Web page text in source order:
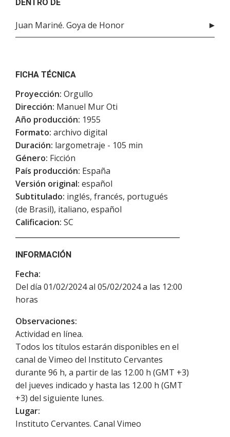
DENTRO DE
Juan Mariné. Goya de Honor
FICHA TÉCNICA
Proyección: Orgullo
Dirección: Manuel Mur Oti
Año producción: 1955
Formato: archivo digital
Duración: largometraje - 105 min
Género: Ficción
País producción: España
Versión original: español
Subtitulado: inglés, francés, portugués
(de Brasil), italiano, español
Calificacion: SC
INFORMACIÓN
Fecha:
Del día 01/02/2024 al 05/02/2024 a las 12:00
horas
Observaciones:
Actividad en línea.
Todos los títulos estarán disponibles en el
canal de Vimeo del Instituto Cervantes
durante 96 h, a partir de las 12.00 h (GMT +3)
del jueves indicado y hasta las 12.00 h (GMT
+3) del siguiente lunes.
Lugar:
Instituto Cervantes. Canal Vimeo